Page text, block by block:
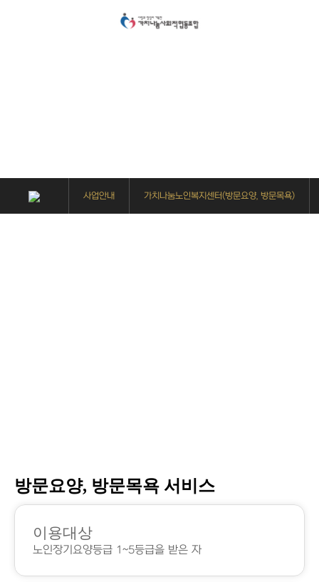
사업안내 가치나눔노인복지센터(방문요양, 방문목욕)
방문요양, 방문목욕 서비스
이용대상
노인장기요양등급 1~5등급을 받은 자